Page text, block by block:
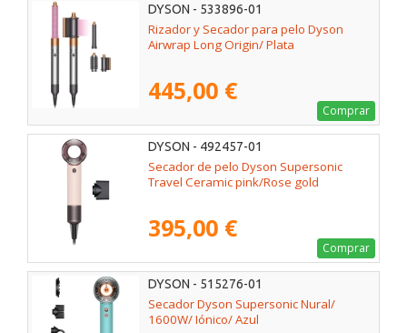
DYSON - 533896-01
Rizador y Secador para pelo Dyson
Airwrap Long Origin/ Plata
445,00 €
Comprar
DYSON - 492457-01
Secador de pelo Dyson Supersonic
Travel Ceramic pink/Rose gold
395,00 €
Comprar
DYSON - 515276-01
Secador Dyson Supersonic Nural/
1600W/ Iónico/ Azul